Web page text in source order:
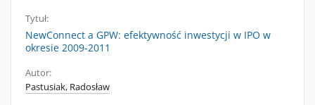
Tytuł:
NewConnect a GPW: efektywność inwestycji w IPO w
okresie 2009-2011
Autor:
Pastusiak, Radosław